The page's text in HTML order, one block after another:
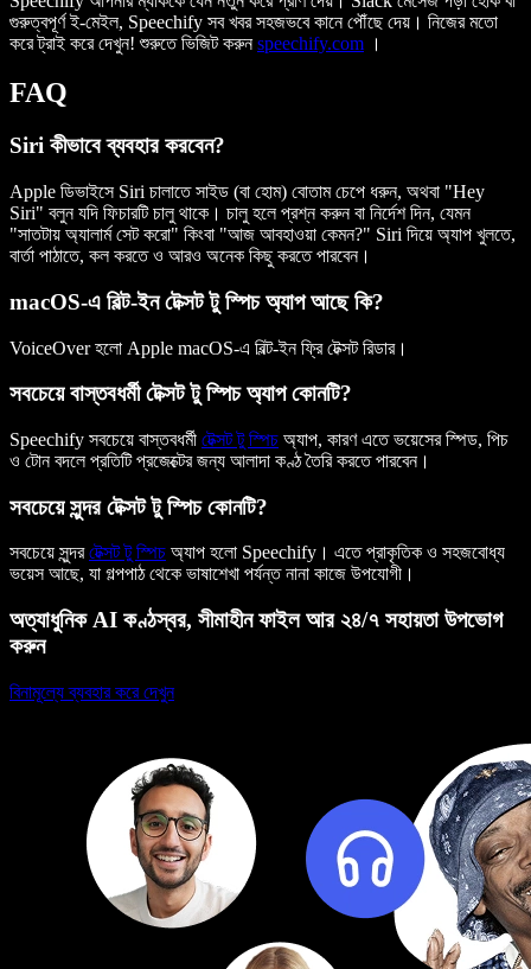
গুরুত্বপূর্ণ ই-মেইল, Speechify সব খবর সহজভবে কানে পৌঁছে দেয়। নিজের মতো
করে ট্রাই করে দেখুন! শুরুতে ভিজিট করুনspeechify.com ।
FAQ
Siri কীভাবে ব্যবহার করবেন?
Apple ডিভাইসে Siri চালাতে সাইড (বা হোম) বোতাম চেপে ধরুন, অথবা "Hey
Siri" বলুন যদি ফিচারটি চালু থাকে। চালু হলে প্রশ্ন করুন বা নির্দেশ দিন, যেমন
"সাতটায় অ্যালার্ম সেট করো" কিংবা "আজ আবহাওয়া কেমন?" Siri দিয়ে অ্যাপ খুলতে,
বার্তা পাঠাতে, কল করতে ও আরও অনেক কিছু করতে পারবেন।
macOS-এ বিল্ট-ইন টেক্সট টু স্পিচ অ্যাপ আছে কি?
VoiceOver হলো Apple macOS-এ বিল্ট-ইন ফ্রি টেক্সট রিডার।
সবচেয়ে বাস্তবধর্মী টেক্সট টু স্পিচ অ্যাপ কোনটি?
Speechify সবচেয়ে বাস্তবধর্মী টেক্সট টু স্পিচ অ্যাপ, কারণ এতে ভয়েসের স্পিড, পিচ
ও টোন বদলে প্রতিটি প্রজেক্টের জন্য আলাদা কণ্ঠ তৈরি করতে পারবেন।
সবচেয়ে সুন্দর টেক্সট টু স্পিচ কোনটি?
সবচেয়ে সুন্দরটেক্সট টু স্পিচ অ্যাপ হলো Speechify। এতে প্রাকৃতিক ও সহজবোধ্য
ভয়েস আছে, যা গল্পপাঠ থেকে ভাষাশেখা পর্যন্ত নানা কাজে উপযোগী।
অত্যাধুনিক AI কণ্ঠস্বর, সীমাহীন ফাইল আর ২৪/৭ সহায়তা উপভোগ
করুন
বিনামূল্যে ব্যবহার করে দেখুন